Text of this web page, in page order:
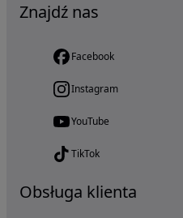
Znajdź nas
Facebook
Instagram
YouTube
TikTok
Obsługa klienta